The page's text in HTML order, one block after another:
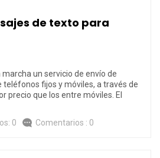
de texto para
un servicio de envío de
fijos y móviles, a través de
precio que los entre móviles. El
0 Comentarios : 0